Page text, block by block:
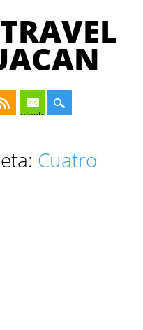
electrónico
Cuatro